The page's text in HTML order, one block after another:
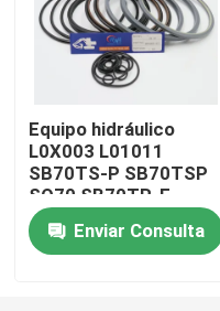
Excavador Seal Kit
equipo del sello del jcb
Equipo del sello de
Equipo hidráulico
L0X003 L01011
SB70TS-P SB70TSP
SQ70 SB70TR-F
SB70TRF del sello del
triturador de SOOSAN
SB70
Enviar Consulta